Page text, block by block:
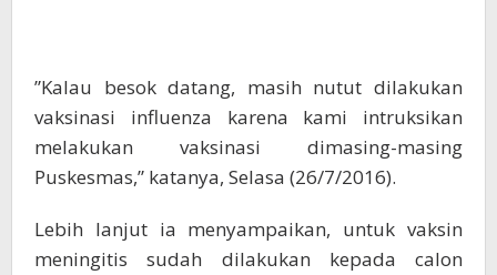
”Kalau besok datang, masih nutut dilakukan
vaksinasi influenza karena kami intruksikan
melakukan vaksinasi dimasing-masing
Puskesmas,” katanya, Selasa (26/7/2016).
Lebih lanjut ia menyampaikan, untuk vaksin
meningitis sudah dilakukan kepada calon